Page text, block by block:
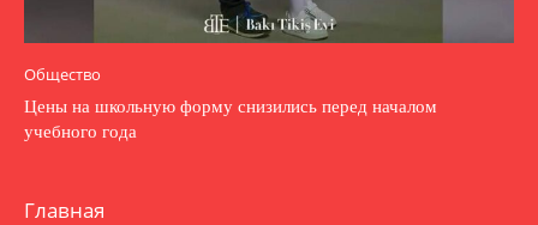
Общество
Цены на школьную форму снизились перед началом
учебного года
Главная